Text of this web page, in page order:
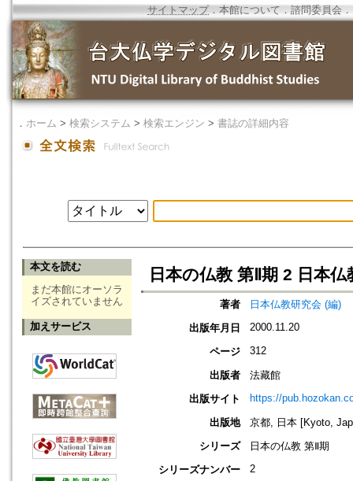
サイトマップ．本館について ． 諮問委員会 ．
． ホーム > 検索システム > 検索エンジン > 書誌の詳細内容
本文を読む
まだ本館にオーソラ
イズされていません
加えサービス
日本の仏教 第Ⅱ期 2 日本
著者
日本仏教研究会 (編)
出版年月日
2000.11.20
ページ 312
出版者
法藏館
出版サイト
https://
出版地
京都, 日本 [Kyoto,
シリーズ
日本の仏教 第Ⅱ期
シリーズナンバー
2